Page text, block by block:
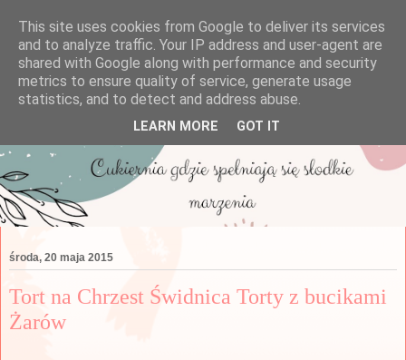
środa, 20 maja 2015
Tort na Chrzest Świdnica Torty z bucikami
Żarów
This site uses cookies from Google to deliver its services
and to analyze traffic. Your IP address and user-agent are
shared with Google along with performance and security
metrics to ensure quality of service, generate usage
statistics, and to detect and address abuse.
LEARN MORE GOT IT